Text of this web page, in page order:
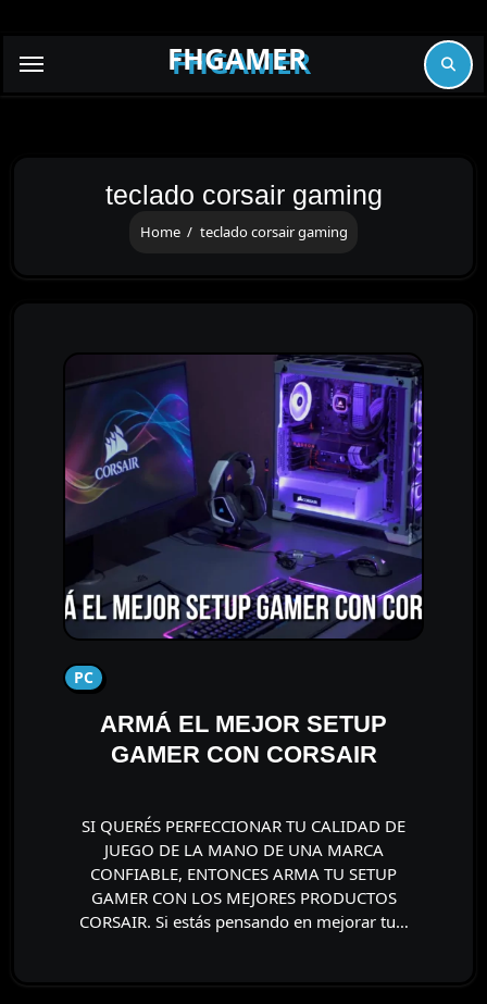
FHGAMER
teclado corsair gaming
Home teclado corsair gaming
PC
ARMÁ EL MEJOR SETUP
GAMER CON CORSAIR
SI QUERÉS PERFECCIONAR TU CALIDAD DE
JUEGO DE LA MANO DE UNA MARCA
CONFIABLE, ENTONCES ARMA TU SETUP
GAMER CON LOS MEJORES PRODUCTOS
CORSAIR. Si estás pensando en mejorar tu…